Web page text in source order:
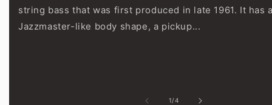
string bass that was first produced in late 1961. It has
Jazzmaster-like body shape, a pickup...
1//4